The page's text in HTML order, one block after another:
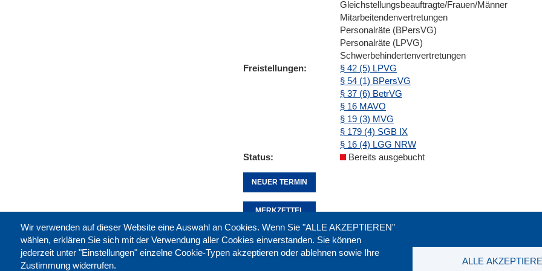
Gleichstellungsbeauftragte/Frauen/Männer
Mitarbeitendenvertretungen
Personalräte (BPersVG)
Personalräte (LPVG)
Schwerbehindertenvertretungen
Freistellungen
§ 42 (5) LPVG
§ 54 (1) BPersVG
§ 37 (6) BetrVG
§ 16 MAVO
§ 19 (3) MVG
§ 179 (4) SGB IX
§ 16 (4) LGG NRW
Status
Bereits ausgebucht
NEUER TERMIN
MERKZETTEL
Wir verwenden auf dieser Website eine Auswahl an Cookies. Wenn Sie "ALLE AKZEPTIEREN"
wählen, erklären Sie sich mit der Verwendung aller Cookies einverstanden. Sie können
jederzeit unter "Einstellungen" einzelne Cookie-Typen akzeptieren oder ablehnen sowie Ihre
Zustimmung widerrufen.
ALLE
Diese Seite empfehlen: drucken: